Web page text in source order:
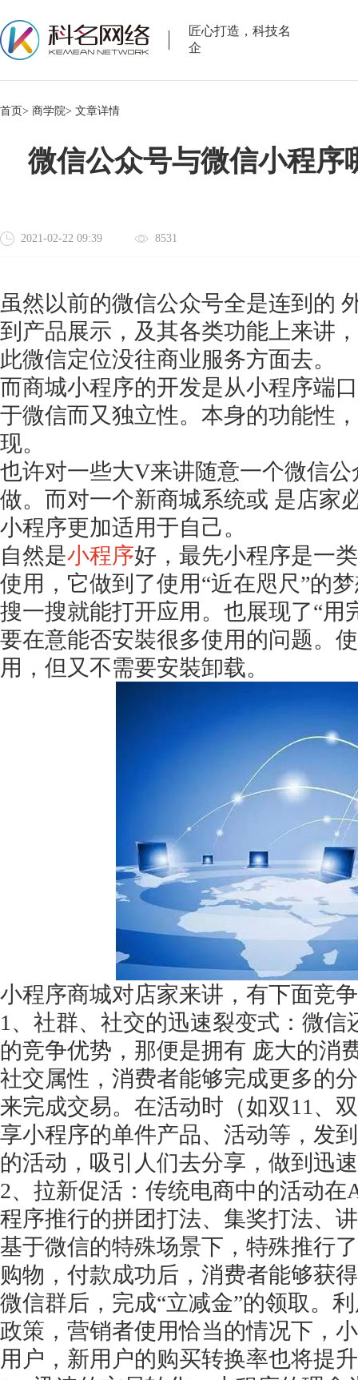
匠心打造，科技名
企
首页> 商学院> 文章详情
微信公众号与微信小程序
2021-02-22 09:39 8531
虽然以前的微信公众号全是连到的
到产品展示，及其各类功能上来讲
此微信定位没往商业服务方面去。
而商城小程序的开发是从小程序端
于微信而又独立性。本身的功能性
现。
也许对一些大V来讲随意一个微信
做。而对一个新商城系统或 是店家
小程序更加适用于自己。
自然是小程序好，最先小程序是一
使用，它做到了使用“近在咫尺”的
搜一搜就能打开应用。也展现了“用
要在意能否安裝很多使用的问题。
用，但又不需要安裝卸载。
小程序商城对店家来讲，有下面竞
1、社群、社交的迅速裂变式：微
的竞争优势，那便是拥有 庞大的消
社交属性，消费者能够完成更多的
来完成交易。在活动时（如双11、
享小程序的单件产品、活动等，发
的活动，吸引人们去分享，做到迅
2、拉新促活：传统电商中的活动在
程序推行的拼团打法、集奖打法、
基于微信的特殊场景下，特殊推行
购物，付款成功后，消费者能够获
微信群后，完成“立减金”的领取。
政策，营销者使用恰当的情况下，
用户，新用户的购买转换率也将提
1万个想法不如1次的方案落地
扫码添加[商务总监]沟通方案
扫码沟通